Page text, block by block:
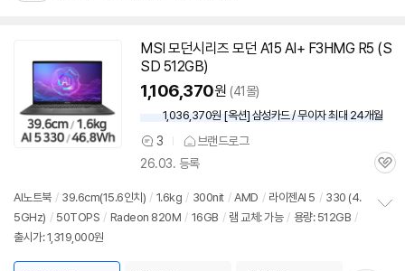
MSI 모던시리즈 모던 A15 AI+ F3HMG R5 (S
SD 512GB)
1,106,370원 (41몰)
1,036,370원 [옥션] 삼성카드 / 무이자 최대 24개월
상
품
견
3
브랜드로그
26.03. 등록
관
AI노트북 / 39.6cm(15.6인치) / 1.6kg / 300nit / AMD / 라이젠AI 5 / 330 (4.
5GHz) / 50TOPS / Radeon 820M / 16GB / 램 교체: 가능 / 용량: 512GB /
출시가: 1,319,000원